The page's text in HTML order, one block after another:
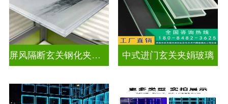
屏风隔断玄关钢化夹胶艺术玻璃 中式进门玄关夹娟玻璃